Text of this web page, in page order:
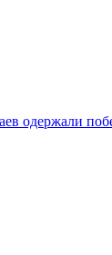
одержали